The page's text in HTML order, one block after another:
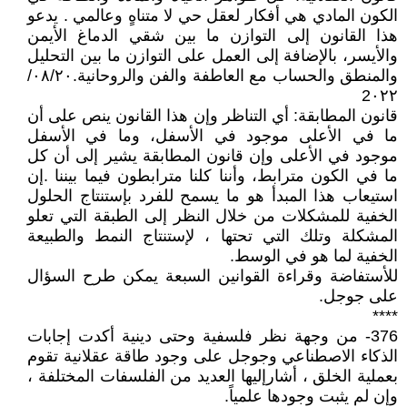
الكون المادي هي أفكار لعقل حي لا متناهٍ وعالمي . يدعو
هذا القانون إلى التوازن ما بين شقي الدماغ الأيمن
والأيسر، بالإضافة إلى العمل على التوازن ما بين التحليل
والمنطق والحساب مع العاطفة والفن والروحانية.٢٠‏/٠٨‏/
2٠٢٢
قانون المطابقة: أي التناظر وإن هذا القانون ينص على أن
ما في الأعلى موجود في الأسفل، وما في الأسفل
موجود في الأعلى وإن قانون المطابقة يشير إلى أن كل
ما في الكون مترابط، وأننا كلنا مترابطون فيما بيننا .إن
استيعاب هذا المبدأ هو ما يسمح للفرد بإستنتاج الحلول
الخفية للمشكلات من خلال النظر إلى الطبقة التي تعلو
المشكلة وتلك التي تحتها ، لإستنتاج النمط والطبيعة
الخفية لما هو في الوسط.
للأستفاضة وقراءة القوانين السبعة يمكن طرح السؤال
على جوجل.
****
376- من وجهة نظر فلسفية وحتى دينية أكدت إجابات
الذكاء الاصطناعي وجوجل على وجود طاقة عقلانية تقوم
بعملية الخلق ، أشارإليها العديد من الفلسفات المختلفة ،
وإن لم يثبت وجودها علمياً.